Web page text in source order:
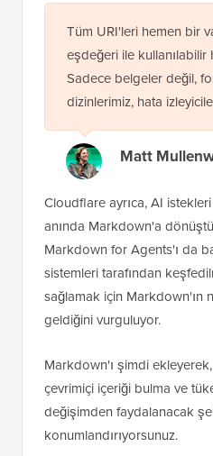
Tüm URI'leri hemen bir
eşdeğeri ile kullanılabilir
Sadece belgeler değil,
dizinlerimiz, hata
Matt
Cloudflare ayrıca, AI
anında Markdown'a
Markdown for Agents'ı da
sistemleri tarafından
sağlamak için Markdown'ın
geldiğini vurguluyor.
Markdown'ı şimdi
çevrimiçi içeriği bulma ve
değişimden faydalanacak
konumlandırıyorsunuz.